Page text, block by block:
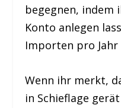
begegnen, indem
Konto anlegen
Importen pro Jahr
Wenn ihr merkt,
in Schieflage